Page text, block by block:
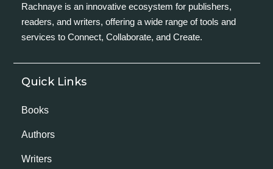
Rachnaye is an innovative ecosystem for publishers,
readers, and writers, offering a wide range of tools and
services to Connect, Collaborate, and Create.
Quick Links
Books
Authors
Writers